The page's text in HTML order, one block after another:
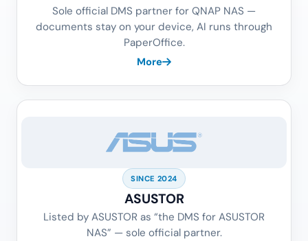
Sole official DMS partner for QNAP NAS —
documents stay on your device, AI runs through
PaperOffice.
More
SINCE 2024
ASUSTOR
Listed by ASUSTOR as “the DMS for ASUSTOR
NAS” — sole official partner.